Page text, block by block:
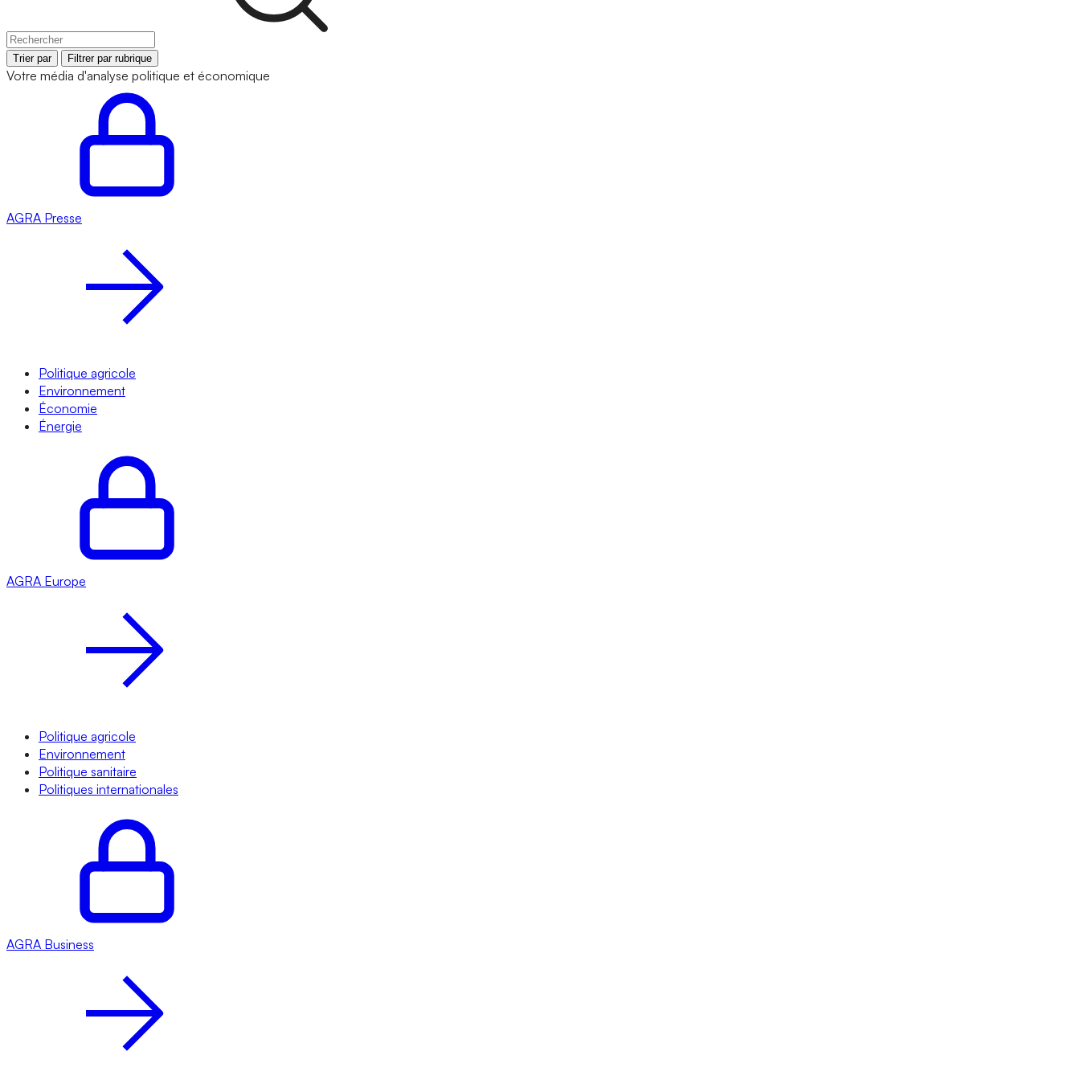
Trier par Filtrer par rubrique
Votre média d'analyse politique et économique
AGRA Presse
Politique agricole
Environnement
Économie
Énergie
AGRA Europe
Politique agricole
Environnement
Politique sanitaire
Politiques internationales
AGRA Business